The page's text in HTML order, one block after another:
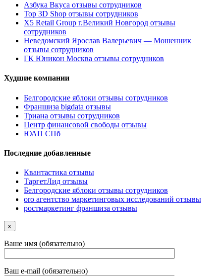
Азбука Вкуса отзывы сотрудников
Top 3D Shop отзывы сотрудников
X5 Retail Group г.Великий Новгород отзывы
сотрудников
Неведомский Ярослав Валерьевич — Мошенник
отзывы сотрудников
ГК Юникон Москва отзывы сотрудников
Худшие компании
Белгородские яблоки отзывы сотрудников
Франшиза bigdata отзывы
Триана отзывы сотрудников
Центр финансовой свободы отзывы
ЮАП СПб
Последние добавленные
Квантастика отзывы
ТаргетЛид отзывы
Белгородские яблоки отзывы сотрудников
oro агентство маркетинговых исследований отзывы
ростмаркетинг франшиза отзывы
x
Ваше имя (обязательно)
Ваш e-mail (обязательно)